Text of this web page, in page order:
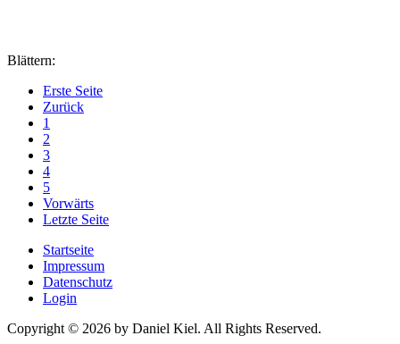
Blättern:
Erste Seite
Zurück
1
2
3
4
5
Vorwärts
Letzte Seite
Startseite
Impressum
Datenschutz
Login
Copyright © 2026 by Daniel Kiel. All Rights Reserved.